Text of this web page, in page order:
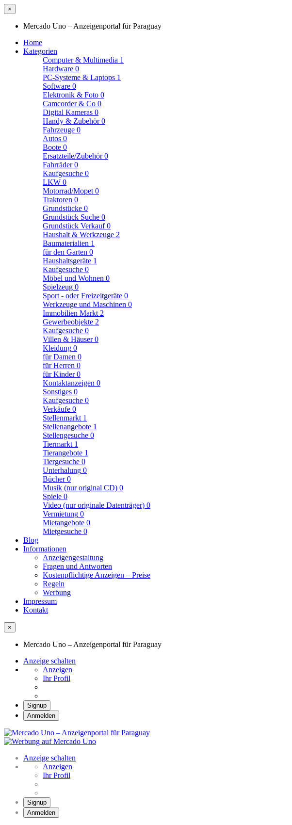
×
Mercado Uno – Anzeigenportal für Paraguay
Home
Kategorien
Computer & Multimedia 1
Hardware 0
PC-Systeme & Laptops 1
Software 0
Elektronik & Foto 0
Camcorder & Co 0
Digital Kameras 0
Handy & Zubehör0
Fahrzeuge 0
Autos 0
Boote 0
Ersatzteile/Zubehör0
Fahrräder0
Kaufgesuche 0
LKW 0
Motorrad/Mopet 0
Traktoren 0
Grundstücke 0
Grundstück Suche 0
Grundstück Verkauf0
Haushalt & Werkzeuge 2
Baumaterialien 1
für den Garten 0
Haushaltsgeräte 1
Kaufgesuche 0
Möbel und Wohnen 0
Spielzeug 0
Sport - oder Freizeitgeräte 0
Werkzeuge und Maschinen 0
Immobilien Markt 2
Gewerbeobjekte 2
Kaufgesuche 0
Villen & Häuser0
Kleidung 0
für Damen 0
für Herren 0
für Kinder0
Kontaktanzeigen 0
Sonstiges 0
Kaufgesuche 0
Verkäufe 0
Stellenmarkt 1
Stellenangebote 1
Stellengesuche 0
Tiermarkt 1
Tierangebote 1
Tiergesuche 0
Unterhalung 0
Bücher0
Musik (nur original CD) 0
Spiele 0
Video (nur originale Datenträger) 0
Vermietung 0
Mietangebote 0
Mietgesuche 0
Blog
Informationen
Anzeigengestaltung
Fragen und Antworten
Kostenpflichtige Anzeigen – Preise
Regeln
Werbung
Impressum
Kontakt
×
Mercado Uno – Anzeigenportal für Paraguay
Anzeige schalten
Anzeigen
Ihr Profil
Signup
Anmelden
Anzeige schalten
Anzeigen
Ihr Profil
Signup
Anmelden